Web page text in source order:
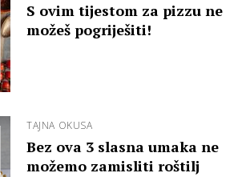
S ovim tijestom za pizzu ne
možeš pogriješiti!
TAJNA OKUSA
Bez ova 3 slasna umaka ne
možemo zamisliti roštilj